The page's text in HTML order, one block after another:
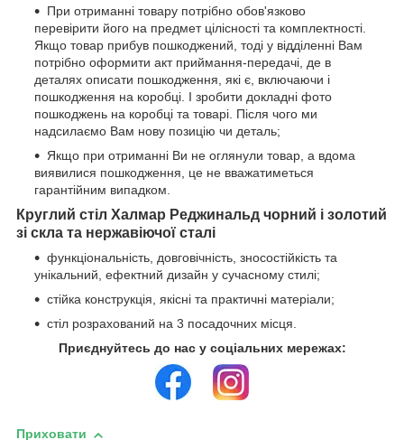
При отриманні товару потрібно обов'язково
перевірити його на предмет цілісності та комплектності.
Якщо товар прибув пошкоджений, тоді у відділенні Вам
потрібно оформити акт приймання-передачі, де в
деталях описати пошкодження, які є, включаючи і
пошкодження на коробці. І зробити докладні фото
пошкоджень на коробці та товарі. Після чого ми
надсилаємо Вам нову позицію чи деталь;
Якщо при отриманні Ви не оглянули товар, а вдома
виявилися пошкодження, це не вважатиметься
гарантійним випадком.
Круглий стіл Халмар Реджинальд чорний і золотий
зі скла та нержавіючої сталі
функціональність, довговічність, зносостійкість та
унікальний, ефектний дизайн у сучасному стилі;
стійка конструкція, якісні та практичні матеріали;
стіл розрахований на 3 посадочних місця.
Приєднуйтесь до нас у соціальних мережах:
Приховати